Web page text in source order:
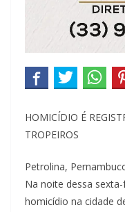
HOMICÍDIO É
TROPEIROS
Petrolina,
Na noite dessa
homicídio na cidade